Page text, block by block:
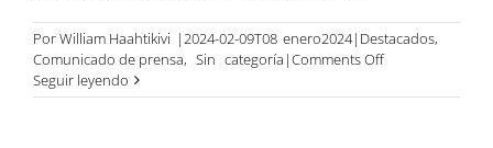
PorWilliam Haahtikivi |2024-02-09T08 enero2024|Destacados,
Comunicado de prensa, Sin categoría|Comments Offon
significativas
Seguir leyendo